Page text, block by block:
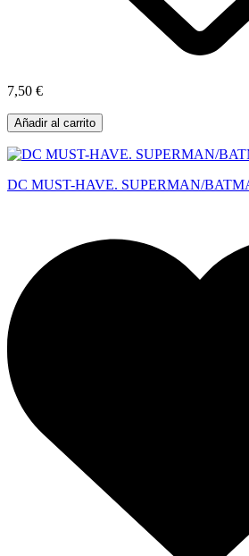
7,50 €
Añadir al carrito
DC MUST-HAVE. SUPERMAN/